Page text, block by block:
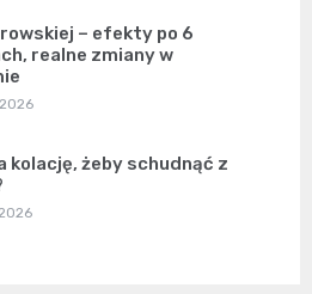
– efekty po 6
realne zmiany w
kolację, żeby schudnąć z